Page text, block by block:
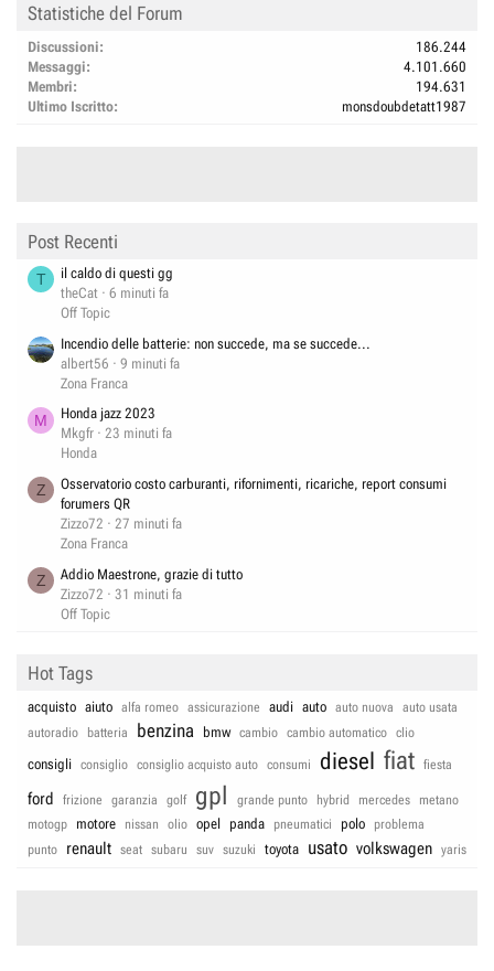
Statistiche del Forum
Discussioni
186.244
Messaggi
4.101.660
Membri
194.631
Ultimo Iscritto
monsdoubdetatt1987
Post Recenti
T
il caldo di questi gg
theCat
6 minuti fa
Off Topic
Incendio delle batterie: non succede, ma se succede...
albert56
9 minuti fa
Zona Franca
M
Honda jazz 2023
Mkgfr
23 minuti fa
Honda
Z
Osservatorio costo carburanti, rifornimenti, ricariche, report consumi
forumers QR
Zizzo72
27 minuti fa
Zona Franca
Z
Addio Maestrone, grazie di tutto
Zizzo72
31 minuti fa
Off Topic
Hot Tags
acquisto aiuto alfa romeo assicurazione audi auto auto nuova
auto usata
autoradio
batteria benzina bmw cambio cambio automatico clio
consigli consiglio consiglio acquisto auto consumi diesel fiat fiesta
ford frizione garanzia golf gpl grande punto hybrid mercedes
metano
motogp
motore nissan olio opel panda pneumatici polo
problema
punto
renault seat subaru suv suzuki toyota usato volkswagen yaris